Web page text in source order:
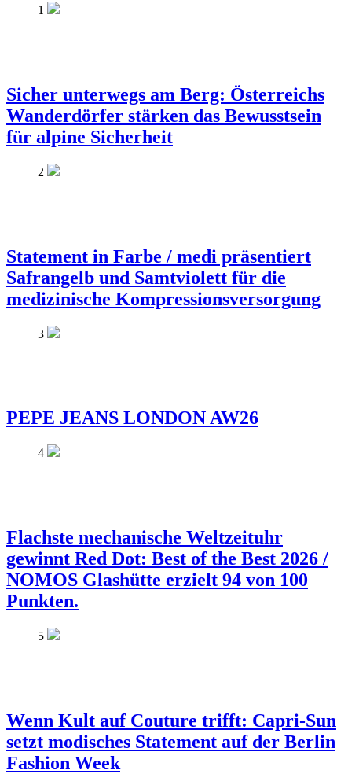
1
Sicher unterwegs am Berg: Österreichs
Wanderdörfer stärken das Bewusstsein
für alpine Sicherheit
2
Statement in Farbe / medi präsentiert
Safrangelb und Samtviolett für die
medizinische Kompressionsversorgung
3
PEPE JEANS LONDON AW26
4
Flachste mechanische Weltzeituhr
gewinnt Red Dot: Best of the Best 2026 /
NOMOS Glashütte erzielt 94 von 100
Punkten.
5
Wenn Kult auf Couture trifft: Capri-Sun
setzt modisches Statement auf der Berlin
Fashion Week